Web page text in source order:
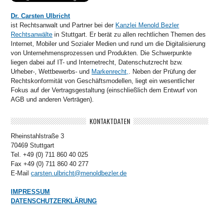
Dr. Carsten Ulbricht
ist Rechtsanwalt und Partner bei der Kanzlei Menold Bezler
Rechtsanwälte in Stuttgart. Er berät zu allen rechtlichen Themen des
Internet, Mobiler und Sozialer Medien und rund um die Digitalisierung
von Unternehmensprozessen und Produkten. Die Schwerpunkte
liegen dabei auf IT- und Internetrecht, Datenschutzrecht bzw.
Urheber-, Wettbewerbs- und Markenrecht,. Neben der Prüfung der
Rechtskonformität von Geschäftsmodellen, liegt ein wesentlicher
Fokus auf der Vertragsgestaltung (einschließlich dem Entwurf von
AGB und anderen Verträgen).
KONTAKTDATEN
Rheinstahlstraße 3
70469 Stuttgart
Tel. +49 (0) 711 860 40 025
Fax +49 (0) 711 860 40 277
E-Mailcarsten.ulbricht@menoldbezler.de
IMPRESSUM
DATENSCHUTZERKLÄRUNG